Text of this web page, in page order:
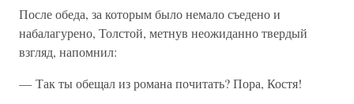
После обеда, за которым было немало съедено и
набалагурено, Толстой, метнув неожиданно твердый
взгляд, напомнил:
— Так ты обещал из романа почитать? Пора, Костя!